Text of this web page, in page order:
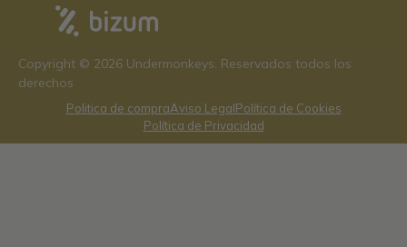
Copyright © 2026 Undermonkeys. Reservados todos los
derechos
Politica de compraAviso LegalPolítica de Cookies
Política de Privacidad